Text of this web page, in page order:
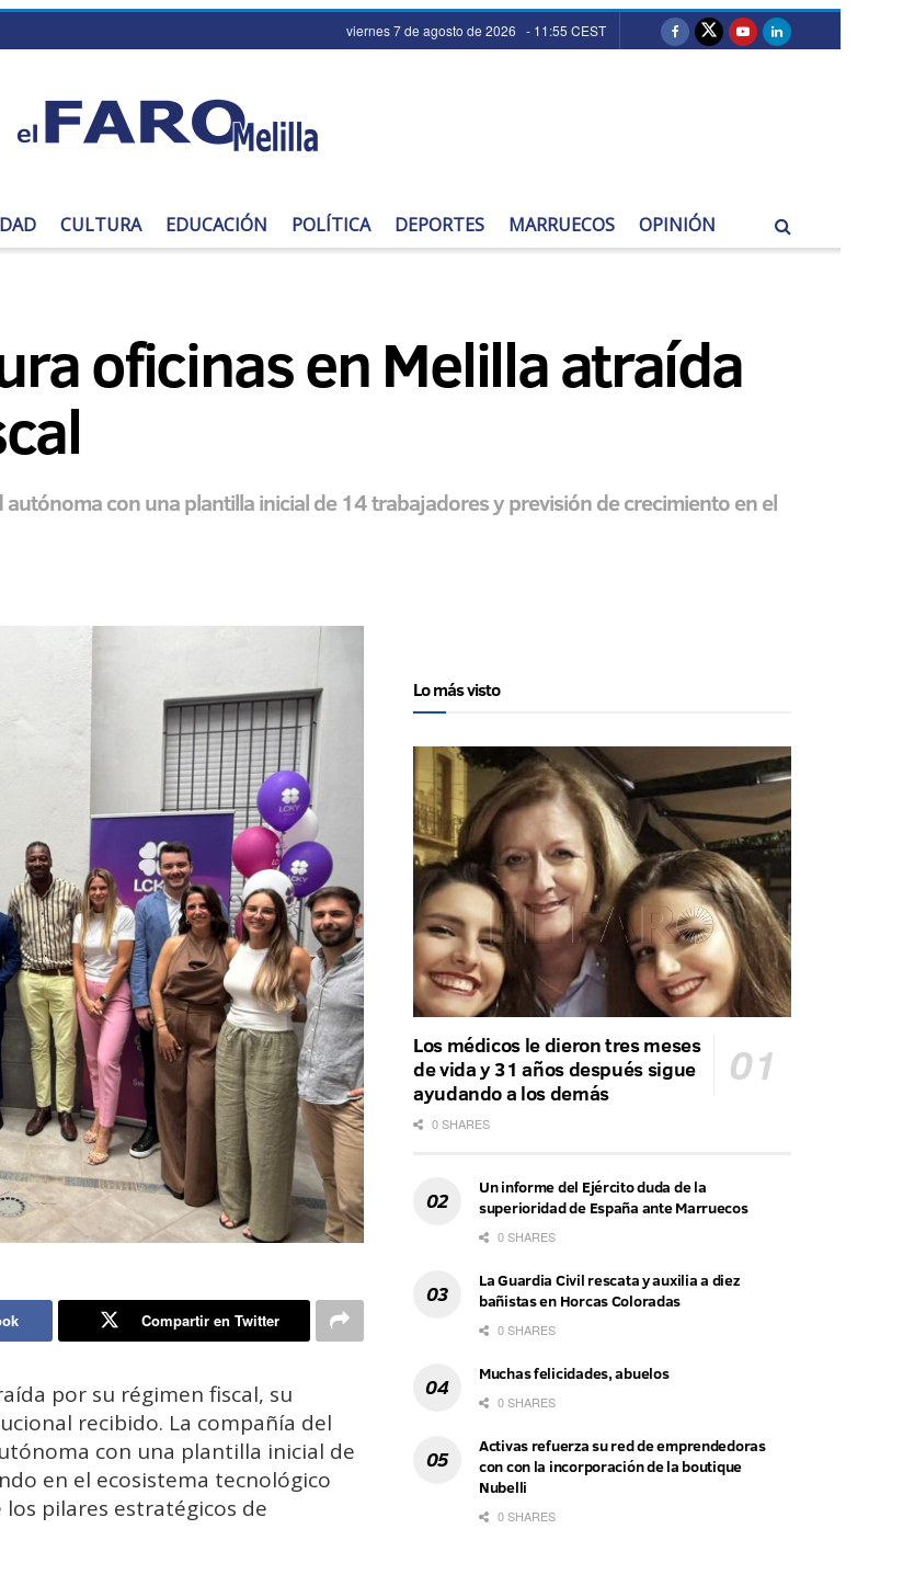
viernes 7 de agosto de 2026 - 11:55 CEST
CULTURA EDUCACIÓN POLÍTICA DEPORTES MARRUECOS OPINIÓN
oficinas en Melilla atraída
con una plantilla inicial de 14 trabajadores y previsión de crecimiento en el
Compartir en Twitter
por su régimen fiscal, su
recibido. La compañía del
con una plantilla inicial de
en el ecosistema tecnológico
pilares estratégicos de
Lo más visto
Los médicos le dieron tres meses
de vida y 31 años después sigue
ayudando a los demás
0 SHARES
Un informe del Ejército duda de la
superioridad de España ante Marruecos
0 SHARES
La Guardia Civil rescata y auxilia a diez
bañistas en Horcas Coloradas
0 SHARES
Muchas felicidades, abuelos
0 SHARES
Activas refuerza su red de emprendedoras
con con la incorporación de la boutique
Nubelli
0 SHARES